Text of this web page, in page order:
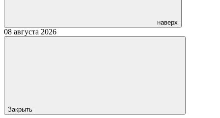
наверх
08 августа 2026
Закрыть